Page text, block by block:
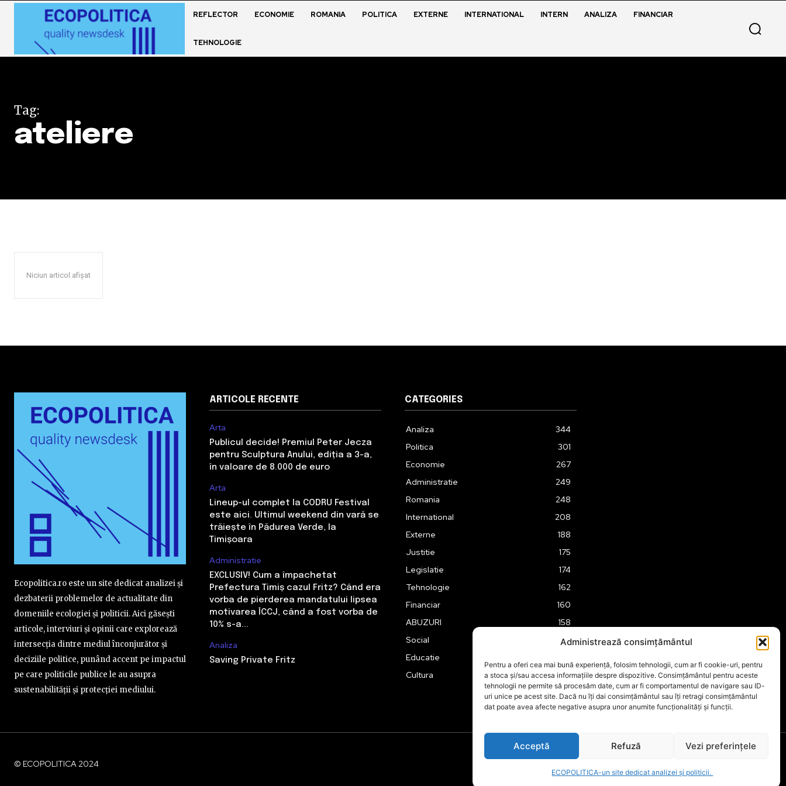
Administrează consimțământul
Pentru a oferi cea mai bună experiență, folosim tehnologii, cum ar fi cookie-uri, pentru
a stoca și/sau accesa informațiile despre dispozitive. Consimțământul pentru aceste
tehnologii ne permite să procesăm date, cum ar fi comportamentul de navigare sau ID-
uri unice pe acest site. Dacă nu îți dai consimțământul sau îți retragi consimțământul
dat poate avea afecte negative asupra unor anumite funcționalități și funcții.
Acceptă Refuză Vezi preferințele
ECOPOLITICA-un site dedicat analizei și politicii.
REFLECTOR ECONOMIE ROMANIA POLITICA EXTERNE INTERNATIONAL INTERN ANALIZA FINANCIAR
TEHNOLOGIE
Tag:
ateliere
Niciun articol afișat
Ecopolitica.ro este un site dedicat analizei și
dezbaterii problemelor de actualitate din
domeniile ecologiei și politicii. Aici găsești
articole, interviuri și opinii care explorează
intersecția dintre mediul înconjurător și
deciziile politice, punând accent pe impactul
pe care politicile publice le au asupra
sustenabilității și protecției mediului.
ARTICOLE RECENTE
Arta
Publicul decide! Premiul Peter Jecza
pentru Sculptura Anului, ediția a 3-a,
în valoare de 8.000 de euro
Arta
Lineup-ul complet la CODRU Festival
este aici. Ultimul weekend din vară se
trăiește în Pădurea Verde, la
Timișoara
Administratie
EXCLUSIV! Cum a împachetat
Prefectura Timiș cazul Fritz? Când era
vorba de pierderea mandatului lipsea
motivarea ÎCCJ, când a fost vorba de
10% s-a...
Analiza
Saving Private Fritz
CATEGORIES
Analiza
344
Politica
301
Economie
267
Administratie
249
Romania
248
International
208
Externe
188
Justitie
175
Legislatie
174
Tehnologie
162
Financiar
160
ABUZURI
158
Social
157
Educatie
Cultura
149
© ECOPOLITICA 2024